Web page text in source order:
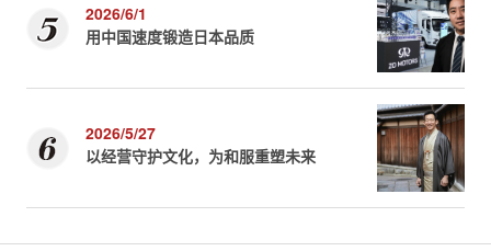
2026/6/1
用中国速度锻造日本品质
2026/5/27
以经营守护文化，为和服重塑未来